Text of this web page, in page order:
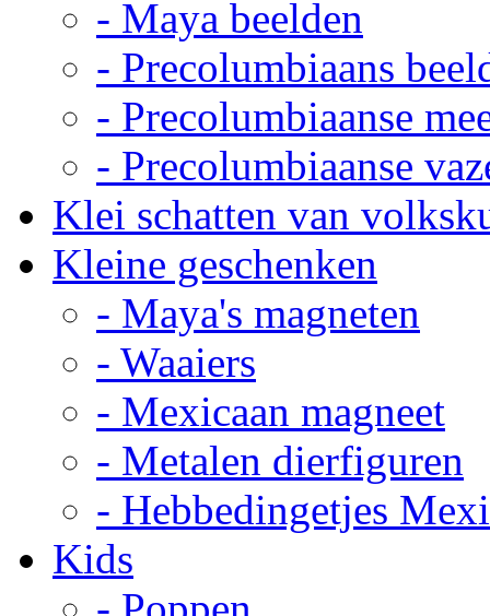
- Maya beelden
- Precolumbiaans
- Precolumbiaanse
- Precolumbiaanse
Klei schatten van
Kleine geschenken
- Maya's magneten
- Waaiers
- Mexicaan magneet
- Metalen dierfiguren
- Hebbedingetjes
Kids